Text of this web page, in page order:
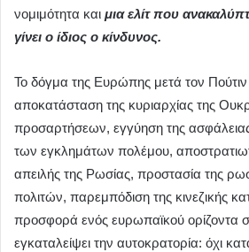
νομιμότητα και μια ελίτ που
γίνει ο ίδιος ο κίνδυνος.
Το δόγμα της Ευρώπης μετά τον Πούτιν
αποκατάσταση της κυριαρχίας της
προσαρτήσεων, εγγύηση της
των εγκλημάτων πολέμου,
απειλής της Ρωσίας, προστασία της
πολιτών, παρεμπόδιση της κινεζικής
προσφορά ενός ευρωπαϊκού ορίζοντα
εγκαταλείψει την αυτοκρατορία: όχι